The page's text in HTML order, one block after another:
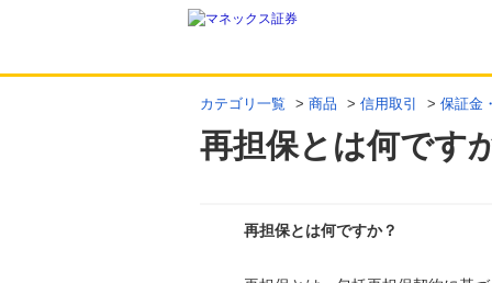
カテゴリ一覧 > 商品 > 信用取引 > 保証金
再担保とは何です
再担保とは何ですか？